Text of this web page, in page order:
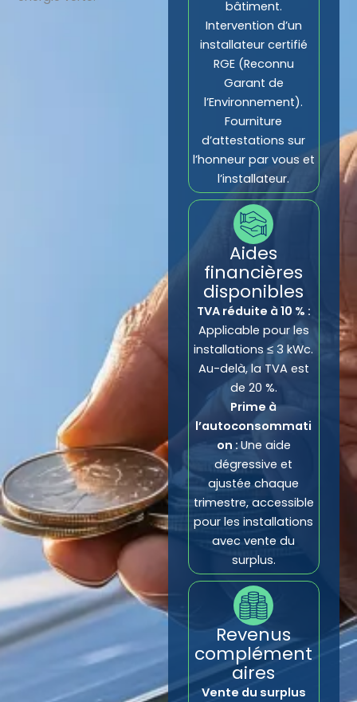
bâtiment.
Intervention d’un
installateur certifié
RGE (Reconnu
Garant de
l’Environnement).
Fourniture
d’attestations sur
l’honneur par vous et
l’installateur.
Aides
financières
disponibles
TVA réduite à 10 % :
Applicable pour les
installations ≤ 3 kWc.
Au-delà, la TVA est
de 20 %.
Prime à
l’autoconsommati
on :Une aide
dégressive et
ajustée chaque
trimestre, accessible
pour les installations
avec vente du
surplus.
Revenus
complément
aires
Vente du surplus